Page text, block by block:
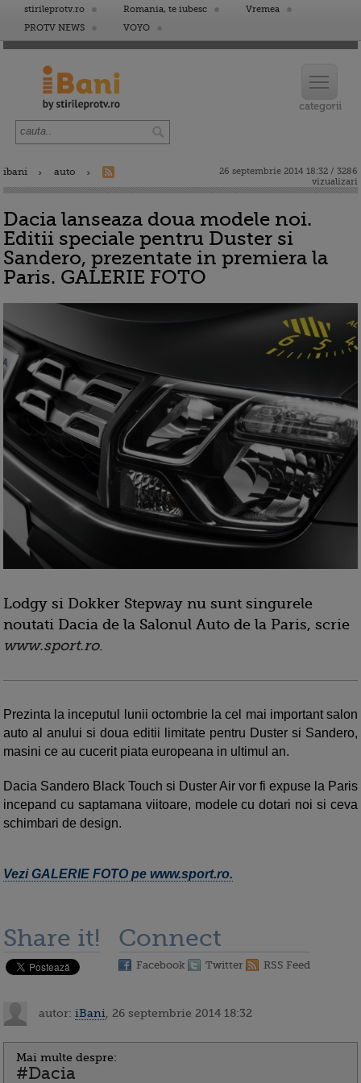
stirileprotv.ro Romania, te iubesc
Vremea
PROTV NEWS
VOYO
ibani auto
26 septembrie 2014 18:32 / 3286
vizualizari
Dacia lanseaza doua modele noi.
Editii speciale pentru Duster si
Sandero, prezentate in premiera la
Paris. GALERIE FOTO
Lodgy si Dokker Stepway nu sunt singurele
noutati Dacia de la Salonul Auto de la Paris, scrie
www.sport.ro.
Prezinta la inceputul lunii octombrie la cel mai important salon
auto al anului si doua editii limitate pentru Duster si Sandero,
masini ce au cucerit piata europeana in ultimul an.
Dacia Sandero Black Touch si Duster Air vor fi expuse la Paris
incepand cu saptamana viitoare, modele cu dotari noi si ceva
schimbari de design.
Vezi GALERIE FOTO pe www.sport.ro.
Share it! Connect
Facebook Twitter RSS Feed
autor: iBani , 26 septembrie 2014 18:32
Mai multe despre:
#Dacia